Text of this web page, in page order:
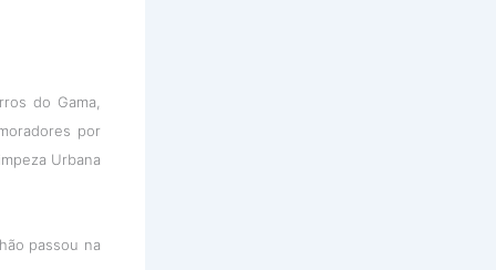
do Gama,
por
Urbana
passou na